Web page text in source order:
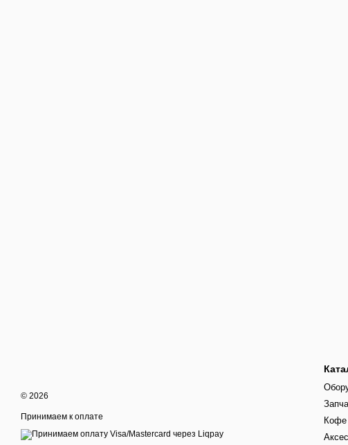
© 2026
Принимаем к оплате
Кофе